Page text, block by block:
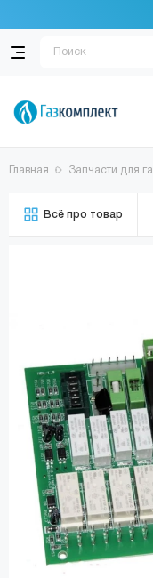
Главная Запчасти для
Всё про товар